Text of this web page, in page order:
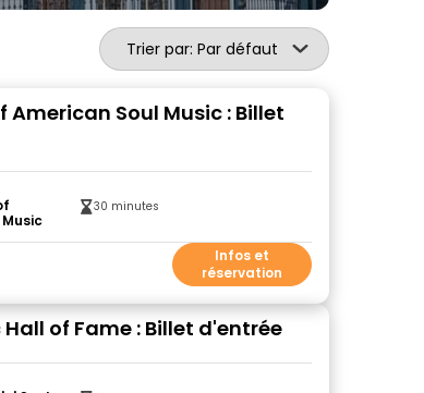
Trier par: Par défaut
American Soul Music : Billet
30 minutes
Infos et
réservation
of Fame : Billet d'entrée